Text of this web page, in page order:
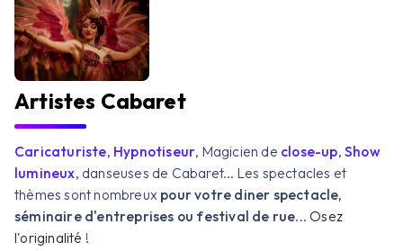
Artistes Cabaret
Caricaturiste, Hypnotiseur, Magicien de close-up,Show
lumineux, danseuses de Cabaret... Les spectacles et
thèmes sont nombreux pour votre diner spectacle,
séminaire d'entreprises ou festival de rue...Osez
l'originalité !